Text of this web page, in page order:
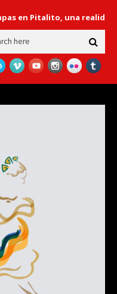
Pitalito, una realidad en